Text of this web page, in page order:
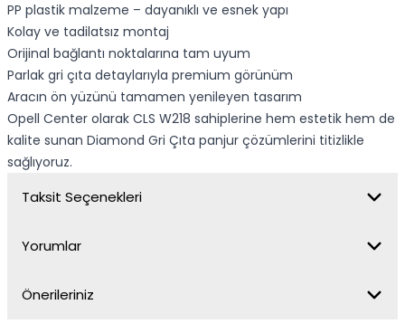
PP plastik malzeme – dayanıklı ve esnek yapı
Kolay ve tadilatsız montaj
Orijinal bağlantı noktalarına tam uyum
Parlak gri çıta detaylarıyla premium görünüm
Aracın ön yüzünü tamamen yenileyen tasarım
Opell Center olarak CLS W218 sahiplerine hem estetik hem de
kalite sunan Diamond Gri Çıta panjur çözümlerini titizlikle
sağlıyoruz.
Taksit Seçenekleri
Yorumlar
Önerileriniz